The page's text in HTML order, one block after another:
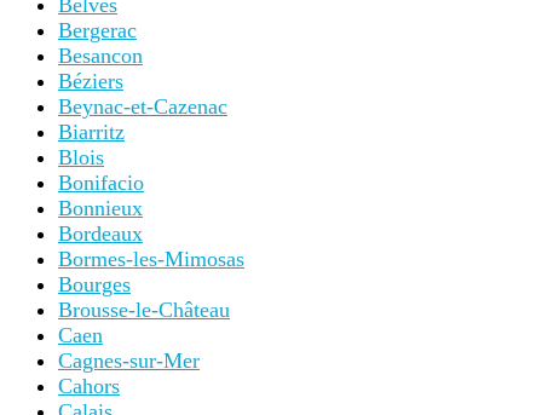
Belvès
Bergerac
Besancon
Béziers
Beynac-et-Cazenac
Biarritz
Blois
Bonifacio
Bonnieux
Bordeaux
Bormes-les-Mimosas
Bourges
Brousse-le-Château
Caen
Cagnes-sur-Mer
Cahors